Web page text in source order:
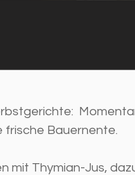
frische Bauernente.
mit Thymian-Jus,